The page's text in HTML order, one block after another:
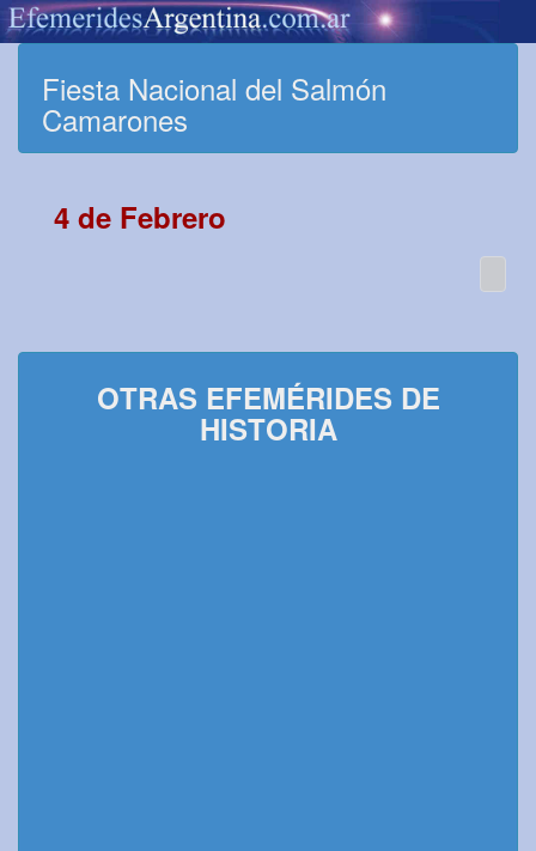
Fiesta Nacional del Salmón
Camarones
4 de Febrero
OTRAS EFEMÉRIDES DE
HISTORIA